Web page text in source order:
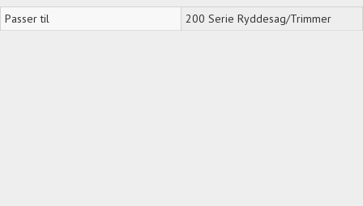
Passer til 200 Serie Ryddesag/Trimmer